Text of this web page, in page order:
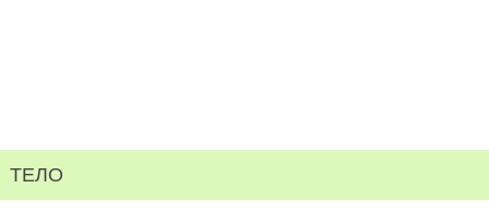
ТЕЛО